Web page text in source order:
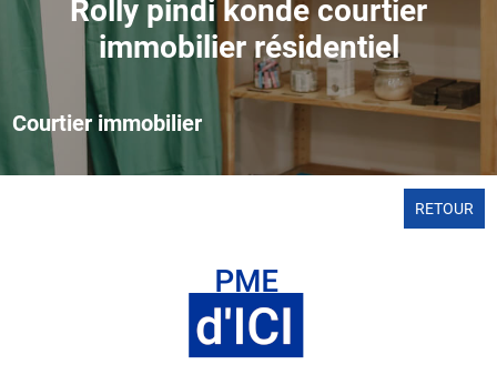
Rolly pindi konde courtier
immobilier résidentiel
Courtier immobilier
RETOUR